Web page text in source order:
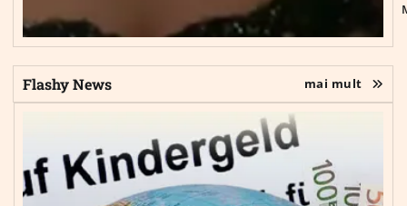
Flashy News mai mult